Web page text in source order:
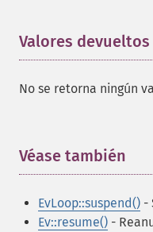
Valores devueltos
No se retorna ningún
Véase también
EvLoop::suspend() -
Ev::resume() -